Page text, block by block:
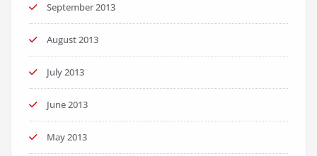
September 2013
August 2013
July 2013
June 2013
May 2013